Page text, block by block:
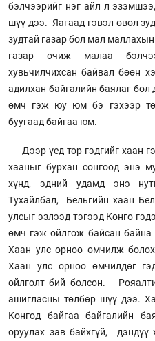
бэлчээрийг нэг айл л
шүү дээ. Яагаад гэвэл өвөл
зудтай газар бол мал
газар очиж малаа
хувьчилчихсан байвал бөөн
адилхан байгалийн баялаг
өмч гэж юу юм бэ гэхээр
буугаад байгаа юм.
Дээр үед төр гэдгийг хаан
хааныг бурхан сонгоод энэ
хүнд, эдний удамд энэ
Тухайлбал, Бельгийн хаан
улсыг эзлээд тэгээд Конго
өмч гэж ойлгож байсан
Хаан улс орноо өмчилж
Хаан улс орноо өмчилдөг
ойлголт бий болсон.
ашигласны төлбөр шүү дээ.
Конгод байгаа байгалийн
оруулах зав байхгүй, дэндүү